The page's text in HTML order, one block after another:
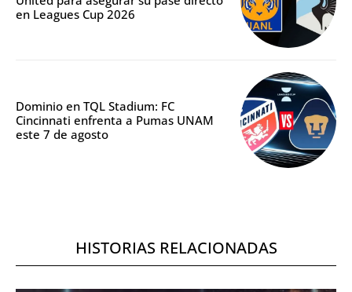
en Leagues Cup 2026
Dominio en TQL Stadium: FC
Cincinnati enfrenta a Pumas UNAM
este 7 de agosto
HISTORIAS RELACIONADAS